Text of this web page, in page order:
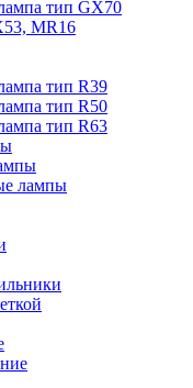
тип GX70
MR16
тип R39
тип R50
тип R63
лампы